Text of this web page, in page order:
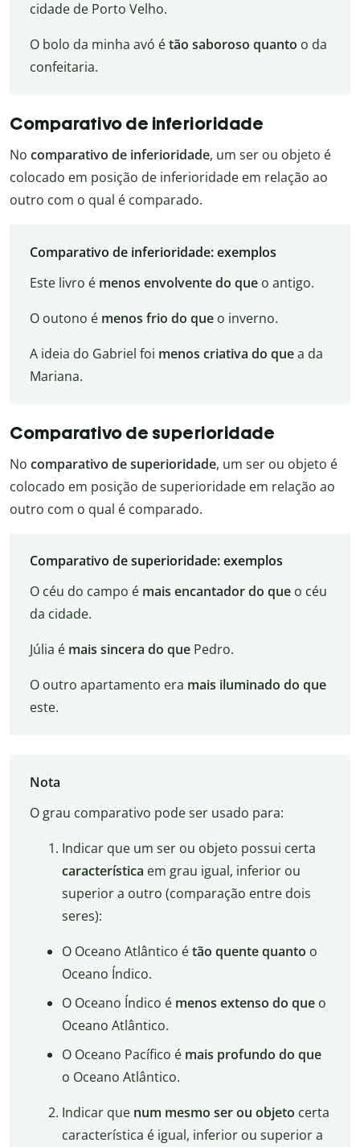
cidade de Porto Velho.
O bolo da minha avó étão saboroso quanto o da
confeitaria.
Comparativo de inferioridade
No comparativo de inferioridade, um ser ou objeto é
colocado em posição de inferioridade em relação ao
outro com o qual é comparado.
Comparativo de inferioridade: exemplos
Este livro é menos envolvente do queo antigo.
O outono é menos frio do queo inverno.
A ideia do Gabriel foi menos criativa do quea da
Mariana.
Comparativo de superioridade
No comparativo de superioridade, um ser ou objeto é
colocado em posição de superioridade em relação ao
outro com o qual é comparado.
Comparativo de superioridade: exemplos
O céu do campo é mais encantador do queo céu
da cidade.
Júlia é mais sincera do quePedro.
O outro apartamento era mais iluminado do que
este.
Nota
O grau comparativo pode ser usado para:
Indicar que um ser ou objeto possui certa
característica em grau igual, inferior ou
superior a outro (comparação entre dois
seres):
O Oceano Atlântico étão quente quanto o
Oceano Índico.
O Oceano Índico é menos extenso do queo
Oceano Atlântico.
O Oceano Pacífico é mais profundo do que
o Oceano Atlântico.
Indicar que num mesmo ser ou objeto certa
característica é igual, inferior ou superior a